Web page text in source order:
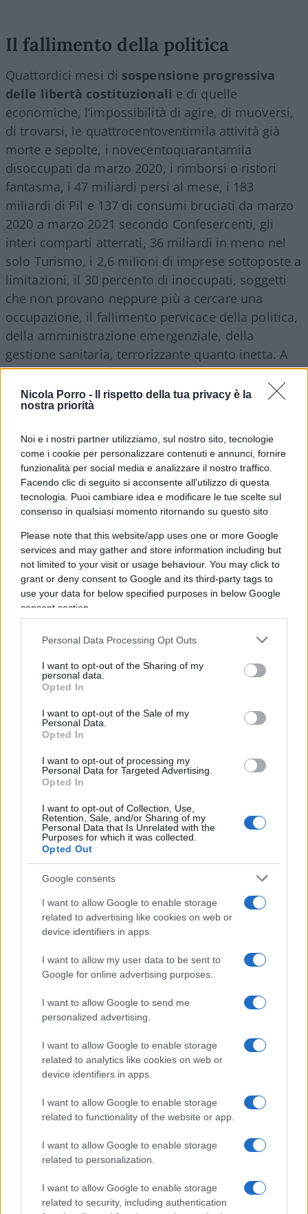
Nicola Porro -
Il rispetto della tua privacy è la
nostra priorità
Noi e i nostri partner utilizziamo, sul nostro sito, tecnologie
come i cookie per personalizzare contenuti e annunci, fornire
funzionalità per social media e analizzare il nostro traffico.
Facendo clic di seguito si acconsente all'utilizzo di questa
tecnologia. Puoi cambiare idea e modificare le tue scelte sul
consenso in qualsiasi momento ritornando su questo sito
Please note that this website/app uses one or more Google
services and may gather and store information including but
not limited to your visit or usage behaviour. You may click to
grant or deny consent to Google and its third-party tags to
use your data for below specified purposes in below Google
consent section.
Personal Data Processing Opt Outs
I want to opt-out of the Sharing of my
personal data.
Opted In
I want to opt-out of the Sale of my
Personal Data.
Opted In
I want to opt-out of processing my
Personal Data for Targeted Advertising.
Opted In
I want to opt-out of Collection, Use,
Retention, Sale, and/or Sharing of my
Personal Data that Is Unrelated with the
Purposes for which it was collected.
Opted Out
Google consents
I want to allow Google to enable storage
related to advertising like cookies on web or
device identifiers in apps.
I want to allow my user data to be sent to
Google for online advertising purposes.
I want to allow Google to send me
personalized advertising.
I want to allow Google to enable storage
related to analytics like cookies on web or
device identifiers in apps.
I want to allow Google to enable storage
related to functionality of the website or app.
I want to allow Google to enable storage
related to personalization.
I want to allow Google to enable storage
related to security, including authentication
Il fallimento della politica
Quattordici mesi di sospensione progressiva
delle libertà costituzionali e di quelle
economiche, l’impossibilità di agire, di muoversi,
di trovarsi, le quattrocentoventimila attività già
morte e sepolte, i novecentoquarantamila
disoccupati da marzo 2020, i rimborsi o ristori
fantasma, i 47 miliardi persi al mese, i 183
miliardi di Pil e 137 di consumi bruciati da marzo
2020 a marzo 2021 secondo Confesercenti, gli
interi comparti atterrati, 36 miliardi in meno nel
solo Turismo, i 2,6 milioni di imprese sottoposte a
limitazioni, il 30 percento di inoccupati, soggetti
che non provano neppure più a cercare una
occupazione, il fallimento pervicace della politica,
della amministrazione emergenziale, della
gestione sanitaria, terrorizzante quanto inetta. A
fronte diobblighi tributari inesorabilmente
mantenuti, di una criminalizzazione crescente in
chi soffre, di una sequela infinita di prese in giro:
Natale, la Befana, il Carnevale, l’altra Pasqua,
l’altra estate. Due governi, due presidenti del
Consiglio che si sono passati il testimone
dell’impotenza, con quest’ultimo che dice: se i
riscontri sanitari lo consentiranno, ci
confronteremo per valutare la situazione. E grazie
tante!
È un nonsenso, ma un senso ce l’ha: non
abbiamo niente, né soldi né vaccini, a dispetto del
che fare: nel frattempo teniamo serrato. Fino a
quando? Fino a che sarà necessario, a nostro
esclusivo arbitrio. C’è da stupirsi se alla fine il
tappo salta, se il vaso di Pandora si scoperchia e
furore?
La sinistra “legge e ordine”
La sinistra, a fronte di tanto marasma, non trova
di meglio che criminalizzare una volta di più gli
esasperati e i disperati; il mantra è talmente
ipocrita che da solo basta a far montare in bestia:
“Ah, noi comprendiamo, noi questi sciagurati li
rispettiamo”. Il poscritto, implicito, essendo: a
patto che non rompano i coglioni. C’era ieri al tg2
Post un dibattito conFassinadi LeU e il direttore
riaperture subordinate alla vaccinazione integrale
e definitiva, fino ad allora poco e niente. E lo è,
allucinante, se uno pensa a quanto scollamento,
al limite del cinismo irresponsabile, alberga in
molta parte della politica e dell’informazione che
corre appresso ai languori delle contesse, uniche
di cui raccontare i tormenti da pandemia.
Aspettare la vaccinazione a tappeto mentre i
vaccini non arrivano? Ma la sinistra “legge e